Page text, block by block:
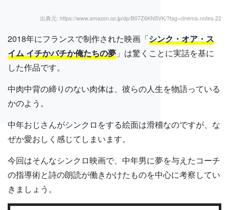
出典元: https://www.amazon.co.jp/dp/B07Z6KN5VK/?tag=cinema-notes-22
2018年にフランスで制作された映画「シンク・オア・ス
イム イチかバチか俺たちの夢 」は驚くことに実話を基に
した作品です。
中肉中背の締りのない肉体は、彼らの人生を物語っている
かのよう。
中年おじさんがシンクロをする絵面は滑稽なのですが、な
ぜか愛おしく感じてしまいます。
今回はそんなシンクロ映画で、中年男に夢を与えたコーチ
の指導術と詩の朗読が働きかけたものを中心に考察してい
きましょう。